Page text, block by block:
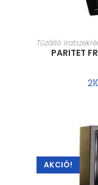
Tűzálló
PARITET
AKCIÓ!